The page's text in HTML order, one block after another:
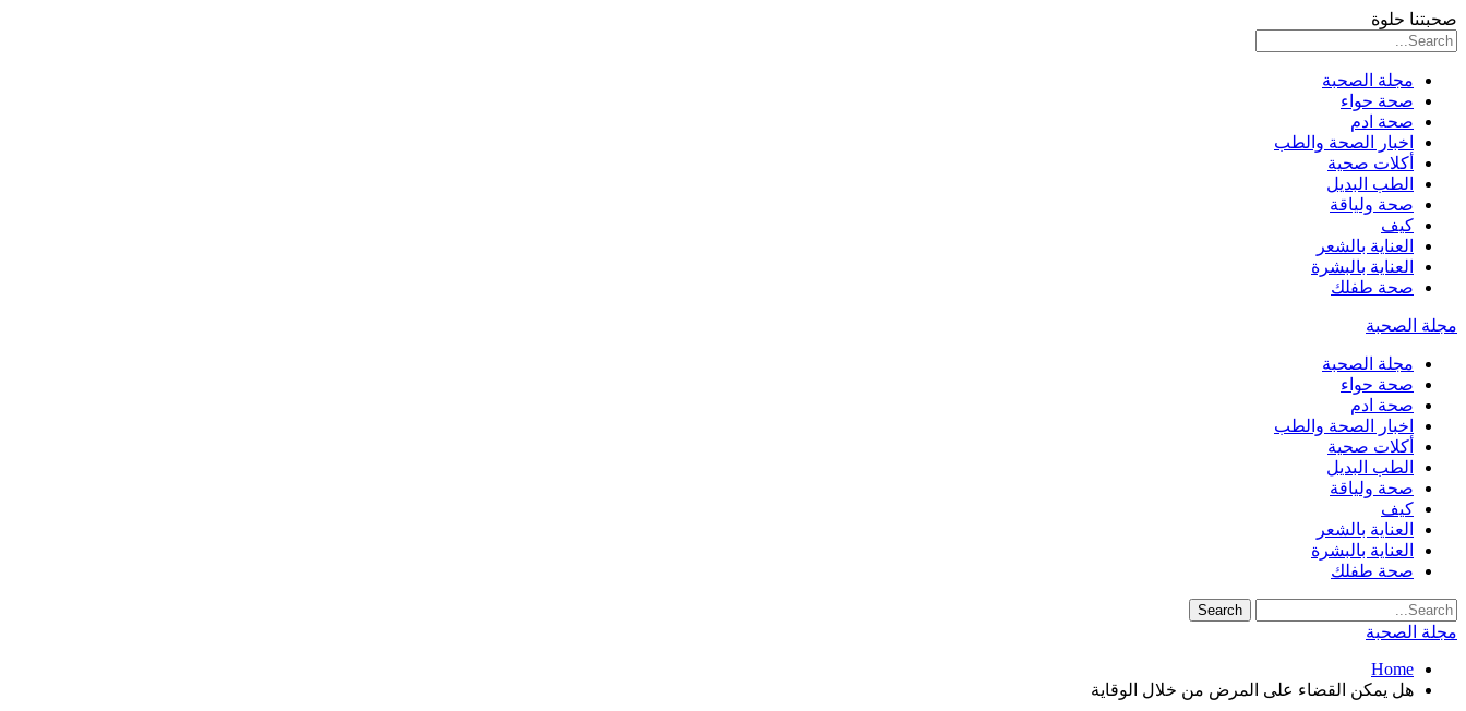
صحبتنا حلوة
مجلة الصحبة
صحة حواء
صحة ادم
اخبار الصحة والطب
أكلات صحية
الطب البديل
صحة ولياقة
كيف
العناية بالشعر
العناية بالبشرة
صحة طفلك
مجلة الصحبة
مجلة الصحبة
صحة حواء
صحة ادم
اخبار الصحة والطب
أكلات صحية
الطب البديل
صحة ولياقة
كيف
العناية بالشعر
العناية بالبشرة
صحة طفلك
مجلة الصحبة
Home
هل يمكن القضاء على المرض من خلال الوقاية